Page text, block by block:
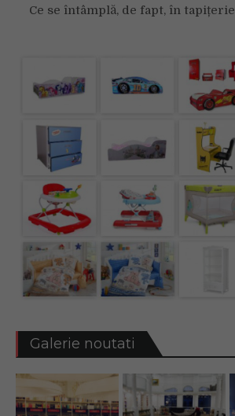
Ce se întâmplă, de fapt, în tapițerie
Galerie noutati